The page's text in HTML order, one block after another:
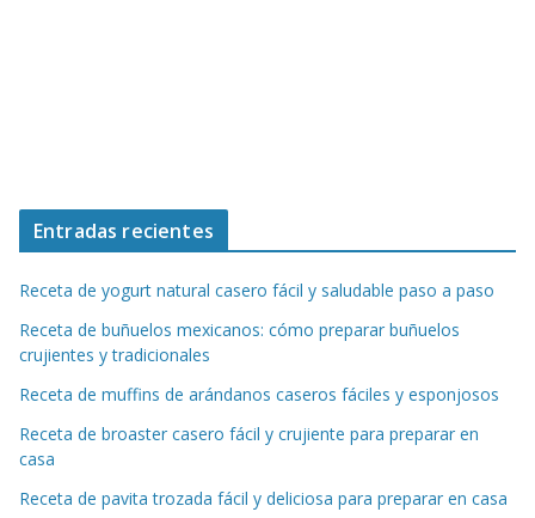
Entradas recientes
Receta de yogurt natural casero fácil y saludable paso a paso
Receta de buñuelos mexicanos: cómo preparar buñuelos
crujientes y tradicionales
Receta de muffins de arándanos caseros fáciles y esponjosos
Receta de broaster casero fácil y crujiente para preparar en
casa
Receta de pavita trozada fácil y deliciosa para preparar en casa